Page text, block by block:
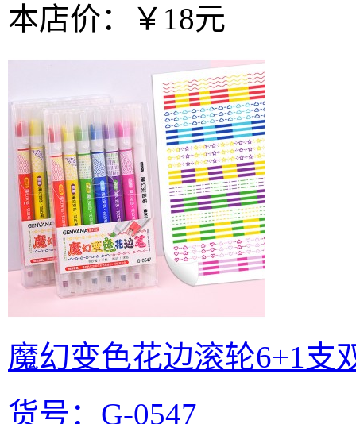
本店价：
￥18元
魔幻变色花边滚轮6+1支
货号：G-0547